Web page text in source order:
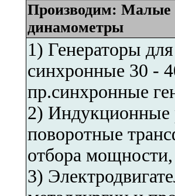
Производим: Малые
динамометры
1) Генераторы
синхронные 30 -
пр.синхронные
2) Индукционные
поворотные
отбора
3)